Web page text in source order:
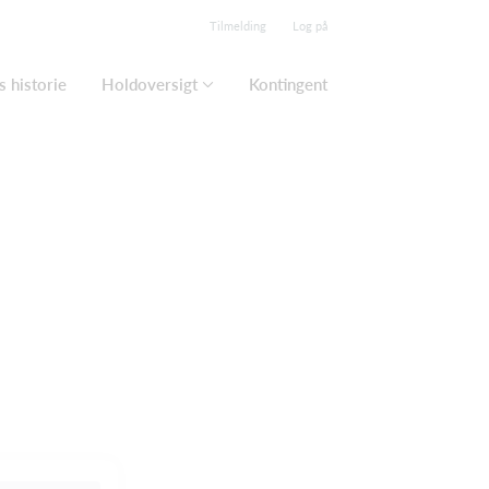
Tilmelding Log på
historie Holdoversigt Kontingent